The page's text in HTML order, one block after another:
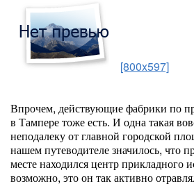
[800x597]
Впрочем, действующие фабрики по
в Тампере тоже есть. И одна такая
неподалеку от главной городской
нашем путеводителе значилось, что
месте находился центр прикладного
возможно, это он так активно